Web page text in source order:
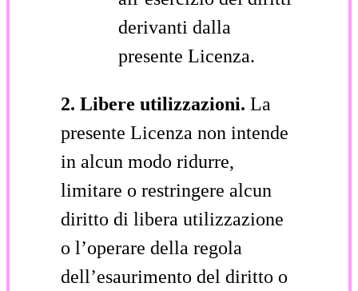
derivanti dalla
presente Licenza.
2. Libere utilizzazioni. La
presente Licenza non intende
in alcun modo ridurre,
limitare o restringere alcun
diritto di libera utilizzazione
o l’operare della regola
dell’esaurimento del diritto o